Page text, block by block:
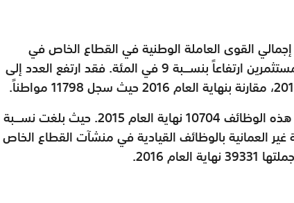
القوى العاملة الوطنية في القطاع الخاص في
وظائف مديري الإدارة العامة والأعمال والمستثمرين ارتفاعاً بنســـبة 9 في المئة. فقد ارتفع العدد إلى
وكانت جمـلة القــوى العـــاملة الوطنية في هذه الوظائف 10704 نهاية العام 2015. حيث بلغت نســـبة
غير العمانية بالوظائف القيادية في منشآت القطاع الخاص